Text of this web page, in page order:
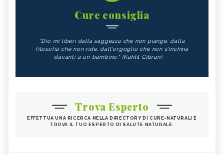
Cure consiglia
"Dio mi liberi dalla saggezza che non piange, dalla
filosofia che non ride, dall'orgoglio che non s'inchina
davanti a un bambino." (Kahlil Gibran)
Trova Esperto
EFFETTUA UNA RICERCA NELLA DIRECTORY DI CURE-NATURALI E
TROVA IL TUO ESPERTO DI SALUTE NATURALE.